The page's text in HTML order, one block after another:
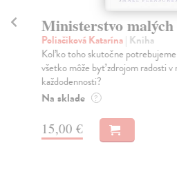
Ministerstvo
Poliačiková Katarína| Kniha
Koľko toho skutočne
všetko môže byť zdrojom radosti v
každodennosti?
Na sklade ?
15,00 €